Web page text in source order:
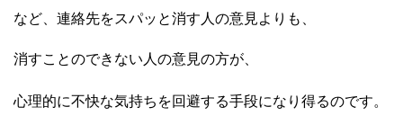
など、連絡先をスパッと消す人の意見よりも、
消すことのできない人の意見の方が、
心理的に不快な気持ちを回避する手段になり得るのです。